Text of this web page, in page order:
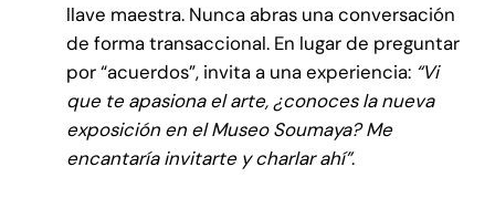
llave maestra. Nunca abras una conversación
de forma transaccional. En lugar de preguntar
por “acuerdos”, invita a una experiencia: “Vi
que te apasiona el arte, ¿conoces la nueva
exposición en el Museo Soumaya? Me
encantaría invitarte y charlar ahí”.